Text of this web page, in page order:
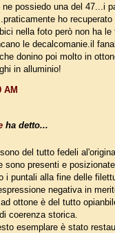
possiedo una del 47...i
ho
nella foto però non ha le
le decalcomanie.il
donino poi molto in
in alluminio!
AM
ha detto...
del tutto fedeli
sono presenti e
i puntali alla fine delle
negativa in
ottone è del tutto
coerenza storica.
esemplare è stato